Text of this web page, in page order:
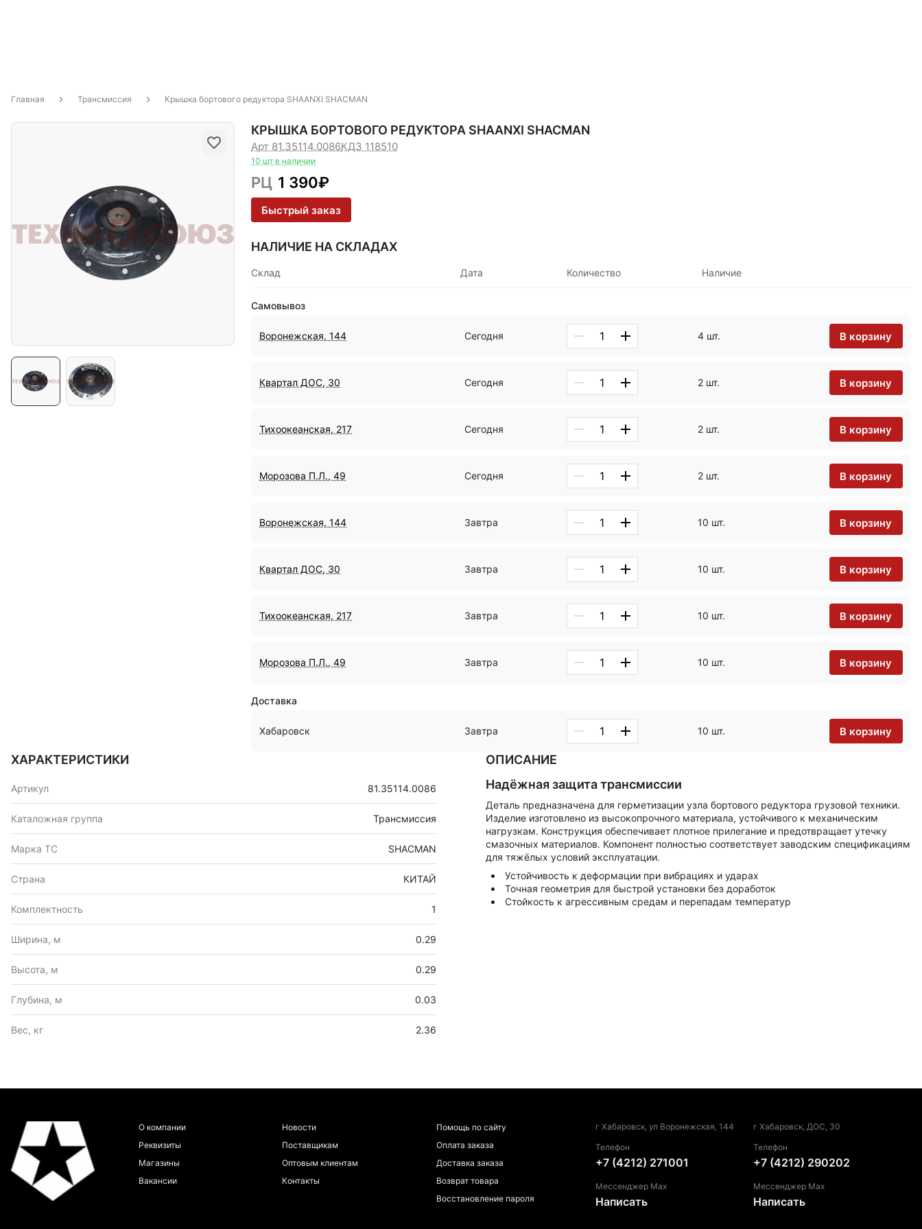
Главная Трансмиссия Крышка бортового редуктора SHAANXI SHACMAN
КРЫШКА БОРТОВОГО РЕДУКТОРА SHAANXI SHACMAN
Арт 81.35114.0086КДЗ 118510
10 шт в наличии
РЦ 1 390₽
Быстрый заказ
НАЛИЧИЕ НА СКЛАДАХ
Склад Дата Количество Наличие
Самовывоз
Воронежская, 144 Сегодня 4 шт. В корзину
Квартал ДОС, 30 Сегодня 2 шт. В корзину
Тихоокеанская, 217 Сегодня 2 шт. В корзину
Морозова П.Л., 49 Сегодня 2 шт. В корзину
Воронежская, 144 Завтра 10 шт. В корзину
Квартал ДОС, 30 Завтра 10 шт. В корзину
Тихоокеанская, 217 Завтра 10 шт. В корзину
Морозова П.Л., 49 Завтра 10 шт. В корзину
Доставка
Хабаровск Завтра 10 шт. В корзину
ХАРАКТЕРИСТИКИ
Артикул 81.35114.0086
Каталожная группа Трансмиссия
Марка ТС SHACMAN
Страна КИТАЙ
Комплектность 1
Ширина, м 0.29
Высота, м 0.29
Глубина, м 0.03
Вес, кг 2.36
ОПИСАНИЕ
Надёжная защита трансмиссии
Деталь предназначена для герметизации узла бортового редуктора грузовой техники.
Изделие изготовлено из высокопрочного материала, устойчивого к механическим
нагрузкам. Конструкция обеспечивает плотное прилегание и предотвращает утечку
смазочных материалов. Компонент полностью соответствует заводским спецификациям
для тяжёлых условий эксплуатации.
Устойчивость к деформации при вибрациях и ударах
Точная геометрия для быстрой установки без доработок
Стойкость к агрессивным средам и перепадам температур
О компании
Реквизиты
Магазины
Вакансии
Новости
Поставщикам
Оптовым клиентам
Контакты
Помощь по сайту
Оплата заказа
Доставка заказа
Возврат товара
Восстановление пароля
г Хабаровск, ул Воронежская, 144
Телефон
+7 (4212) 271001
Мессенджер Max
Написать
г Хабаровск, ДОС, 30
Телефон
+7 (4212) 290202
Мессенджер Max
Написать